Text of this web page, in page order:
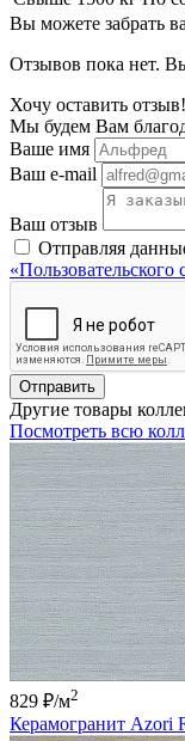
Вы можете забрать
Отзывов пока нет.
Хочу оставить отзыв!
Мы будем Вам
Ваше имя
Ваш e-mail
Ваш отзыв
Отправляя
«Пользовательского
Отправить
Другие товары
Посмотреть всю
829 ₽/м2
Керамогранит Azori